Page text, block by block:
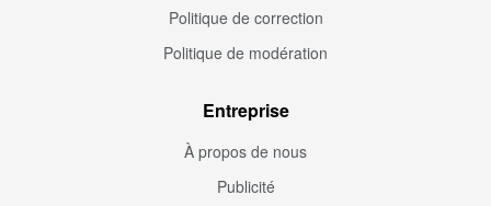
Politique de correction
Politique de modération
Entreprise
À propos de nous
Publicité